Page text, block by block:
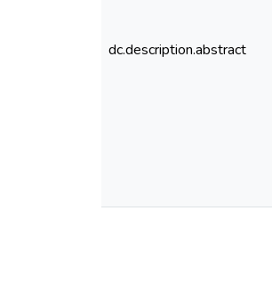
dc.description.abstract